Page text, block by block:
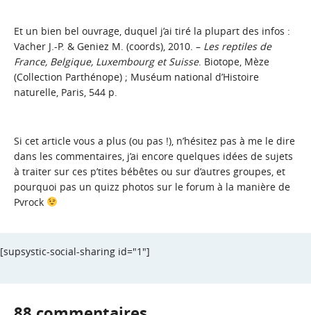
Et un bien bel ouvrage, duquel j’ai tiré la plupart des infos :
Vacher J.-P. & Geniez M. (coords), 2010. – Les reptiles de
France, Belgique, Luxembourg et Suisse. Biotope, Mèze
(Collection Parthénope) ; Muséum national d’Histoire
naturelle, Paris, 544 p.
Si cet article vous a plus (ou pas !), n’hésitez pas à me le dire
dans les commentaires, j’ai encore quelques idées de sujets
à traiter sur ces p’tites bébêtes ou sur d’autres groupes, et
pourquoi pas un quizz photos sur le forum à la manière de
Pvrock
[supsystic-social-sharing id="1"]